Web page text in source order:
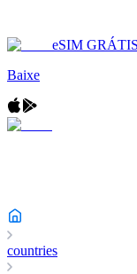
eSIM GRÁTIS
Baixe
countries